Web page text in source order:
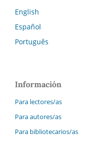
English
Español
Português
Información
Para lectores/as
Para autores/as
Para bibliotecarios/as